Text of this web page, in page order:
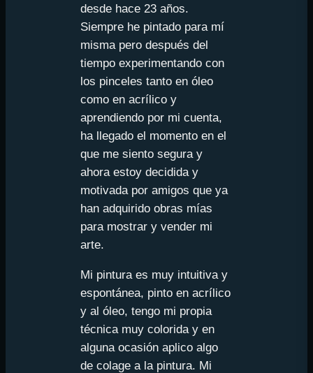
desde hace 23 años.
Siempre he pintado para mí
misma pero después del
tiempo experimentando con
los pinceles tanto en óleo
como en acrílico y
aprendiendo por mi cuenta,
ha llegado el momento en el
que me siento segura y
ahora estoy decidida y
motivada por amigos que ya
han adquirido obras mías
para mostrar y vender mi
arte.
Mi pintura es muy intuitiva y
espontánea, pinto en acrílico
y al óleo, tengo mi propia
técnica muy colorida y en
alguna ocasión aplico algo
de colage a la pintura. Mi